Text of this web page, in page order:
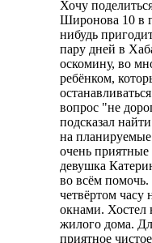
Хочу
Широнова 10 в
нибудь
пару дней в
оскомину, во
ребёнком,
вопрос "не
подсказал
на
очень
девушка
во всём
четвёртом
окнами. Хостел
жилого дома.
приятное